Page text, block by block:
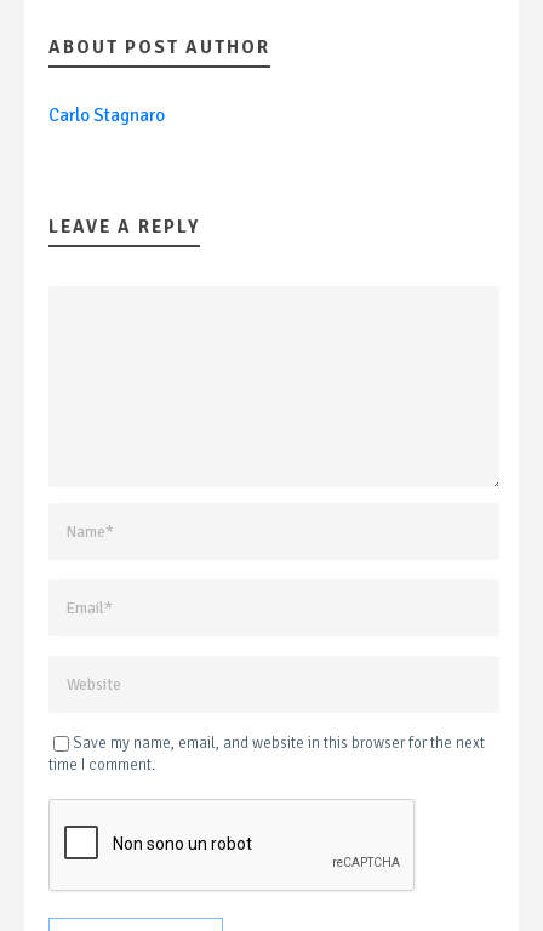
ABOUT POST AUTHOR
Carlo Stagnaro
LEAVE A REPLY
Save my name, email, and website in this browser for the next
time I comment.